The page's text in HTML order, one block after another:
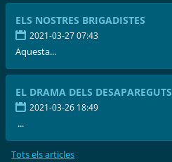
ELS NOSTRES BRIGADISTES
2021-03-27 07:43
Aquesta...
EL DRAMA DELS DESAPAREGUTS
2021-03-26 18:49
...
Tots els articles